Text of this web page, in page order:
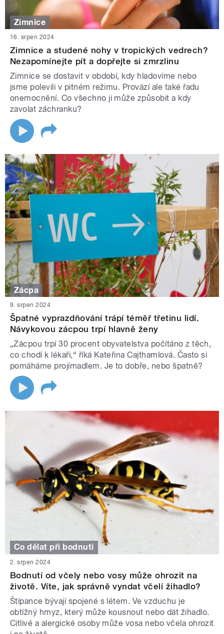
Zimnice
16. srpen 2024
Zimnice a studené nohy v tropických vedrech?
Nezapomínejte pít a dopřejte si zmrzlinu
Zimnice se dostavit v období, kdy hladovíme nebo
jsme polevili v pitném režimu. Provází ale také řadu
onemocnění. Co všechno ji může způsobit a kdy
zavolat záchranku?
Zácpa
9. srpen 2024
Špatné vyprazdňování trápí téměř třetinu lidí.
Návykovou zácpou trpí hlavně ženy
„Zácpou trpí 30 procent obyvatelstva počítáno z těch,
co chodí k lékaři,“ říká Kateřina Cajthamlová. Často si
pomáháme projímadlem. Je to dobře, nebo špatně?
Co dělat při bodnutí
2. srpen 2024
Bodnutí od včely nebo vosy může ohrozit na
životě. Víte, jak správně vyndat včelí žihadlo?
Štípance bývají spojené s létem. Ve vzduchu je
obtížný hmyz, který může kousnout nebo dát žihadlo.
Citlivé a alergické osoby může vosa nebo včela ohrozit